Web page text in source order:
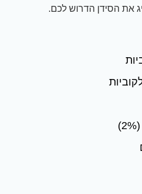
את הסידן הדרוש לכם.